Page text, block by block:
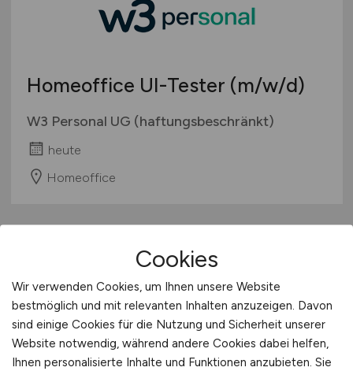
geringfügige Beschäftigung / Minijob
Berufseinstieg / Trainee
Studentenjobs / Werkstudenten
Praktikum
Mecklenburg-Vorpommern
Nordrhein-Westfalen
Rheinland-Pfalz
Saarland
Sachsen-Anhalt
Deutschlandweit
Österreich
Schweiz
Europa
Homeoffice UI-Tester (m/w/d)
W3 Personal UG (haftungsbeschränkt)
heute
Homeoffice
Cookies
Wir verwenden Cookies, um Ihnen unsere Website
bestmöglich und mit relevanten Inhalten anzuzeigen. Davon
sind einige Cookies für die Nutzung und Sicherheit unserer
Website notwendig, während andere Cookies dabei helfen,
Ihnen personalisierte Inhalte und Funktionen anzubieten. Sie